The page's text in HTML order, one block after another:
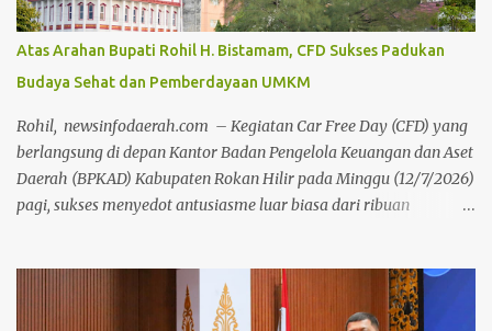
Atas Arahan Bupati Rohil H. Bistamam, CFD Sukses Padukan
Budaya Sehat dan Pemberdayaan UMKM
Rohil, newsinfodaerah.com – Kegiatan Car Free Day (CFD) yang
berlangsung di depan Kantor Badan Pengelola Keuangan dan Aset
Daerah (BPKAD) Kabupaten Rokan Hilir pada Minggu (12/7/2026)
pagi, sukses menyedot antusiasme luar biasa dari ribuan
penuh oleh Pemerintah Kabupaten Rokan Hilir. Agenda tersebut
menjadi upaya nyata pemerintah untuk terus mendorong budaya